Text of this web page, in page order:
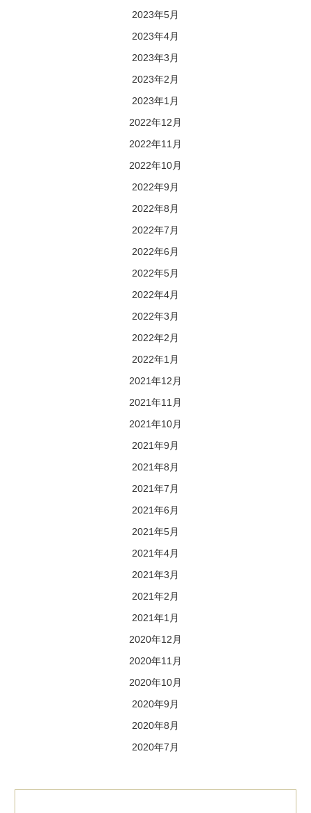
2023年5月
2023年4月
2023年3月
2023年2月
2023年1月
2022年12月
2022年11月
2022年10月
2022年9月
2022年8月
2022年7月
2022年6月
2022年5月
2022年4月
2022年3月
2022年2月
2022年1月
2021年12月
2021年11月
2021年10月
2021年9月
2021年8月
2021年7月
2021年6月
2021年5月
2021年4月
2021年3月
2021年2月
2021年1月
2020年12月
2020年11月
2020年10月
2020年9月
2020年8月
2020年7月